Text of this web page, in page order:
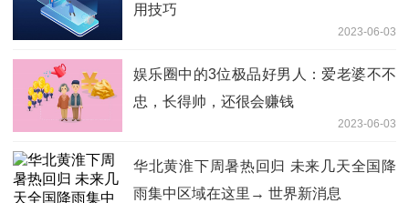
用技巧
2023-06-03
娱乐圈中的3位极品好男人：爱老婆不不
忠，长得帅，还很会赚钱
2023-06-03
华北黄淮下周暑热回归 未来几天全国降
雨集中区域在这里→ 世界新消息